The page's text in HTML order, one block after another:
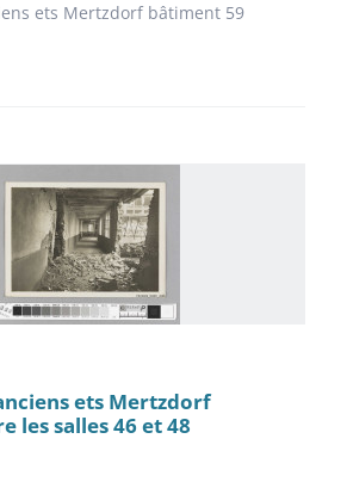
ets Mertzdorf bâtiment 59
ets Mertzdorf
les salles 46 et 48